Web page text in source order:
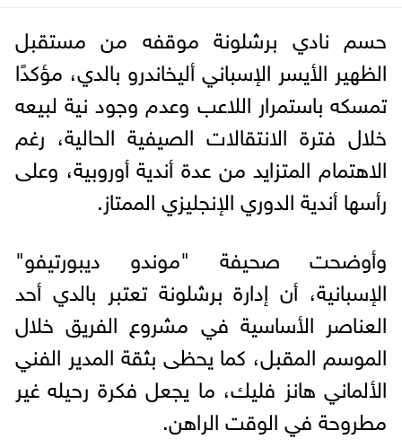
حسم نادي برشلونة موقفه من مستقبل
الظهير الأيسر الإسباني أليخاندرو بالدي، مؤكدًا
تمسكه باستمرار اللاعب وعدم وجود نية لبيعه
خلال فترة الانتقالات الصيفية الحالية، رغم
الاهتمام المتزايد من عدة أندية أوروبية، وعلى
رأسها أندية الدوري الإنجليزي الممتاز.
وأوضحت صحيفة "موندو ديبورتيفو"
الإسبانية، أن إدارة برشلونة تعتبر بالدي أحد
العناصر الأساسية في مشروع الفريق خلال
الموسم المقبل، كما يحظى بثقة المدير الفني
الألماني هانز فليك، ما يجعل فكرة رحيله غير
مطروحة في الوقت الراهن.